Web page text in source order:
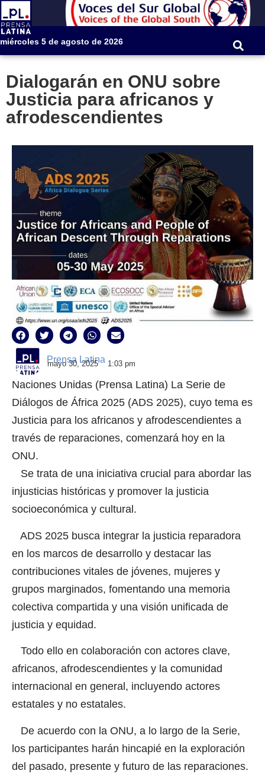
miércoles 5 de agosto de 2026
Dialogarán en ONU sobre
Justicia para africanos y
afrodescendientes
Prensa Latina
mayo 30, 2025 1:03 pm
Naciones Unidas (Prensa Latina) La Serie de
Diálogos de África 2025 (ADS 2025), cuyo tema es
Justicia para los africanos y afrodescendientes a
través de reparaciones, comenzará hoy en la
ONU.
Se trata de una iniciativa crucial para abordar las
injusticias históricas y promover la justicia
socioeconómica y cultural.
ADS 2025 busca integrar la justicia reparadora
en los marcos de desarrollo y destacar las
contribuciones vitales de jóvenes, mujeres y
grupos marginados, fomentando una memoria
colectiva compartida y una visión unificada de
justicia y equidad.
Todo ello en colaboración con actores clave,
africanos, afrodescendientes y la comunidad
internacional en general, incluyendo actores
estatales y no estatales.
De acuerdo con la ONU, a lo largo de la Serie,
los participantes harán hincapié en la exploración
del pasado, presente y futuro de las reparaciones.